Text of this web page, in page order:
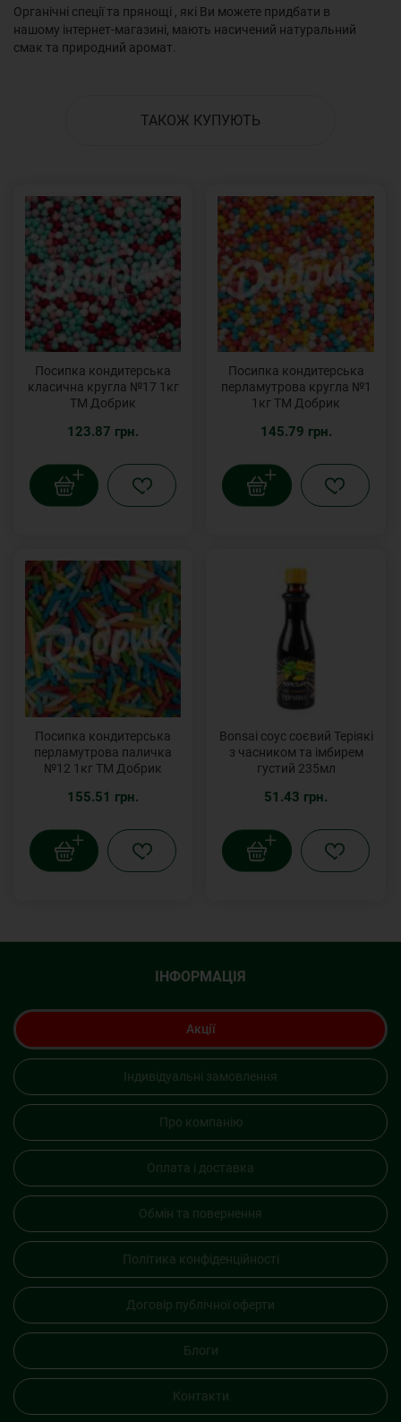
Органічні спеції та прянощі , які Ви можете придбати в
нашому інтернет-магазині, мають насичений натуральний
смак та природний аромат.
ТАКОЖ КУПУЮТЬ
Посипка кондитерська
класична кругла №17 1кг
ТМ Добрик
123.87 грн.
Посипка кондитерська
перламутрова кругла №1
1кг ТМ Добрик
145.79 грн.
Посипка кондитерська
перламутрова паличка
№12 1кг ТМ Добрик
155.51 грн.
Bonsai соус соєвий Теріякі
з часником та імбирем
густий 235мл
51.43 грн.
ІНФОРМАЦІЯ
Акції
Індивідуальні замовлення
Про компанію
Оплата і доставка
Обмін та повернення
Політика конфіденційності
Договір публічної оферти
Блоги
Контакти